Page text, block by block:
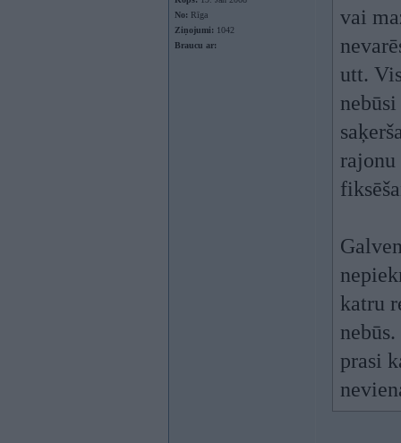
No: Rīga
Ziņojumi: 1042
Braucu ar:
vai
utt.
rajonu
katru
prasi